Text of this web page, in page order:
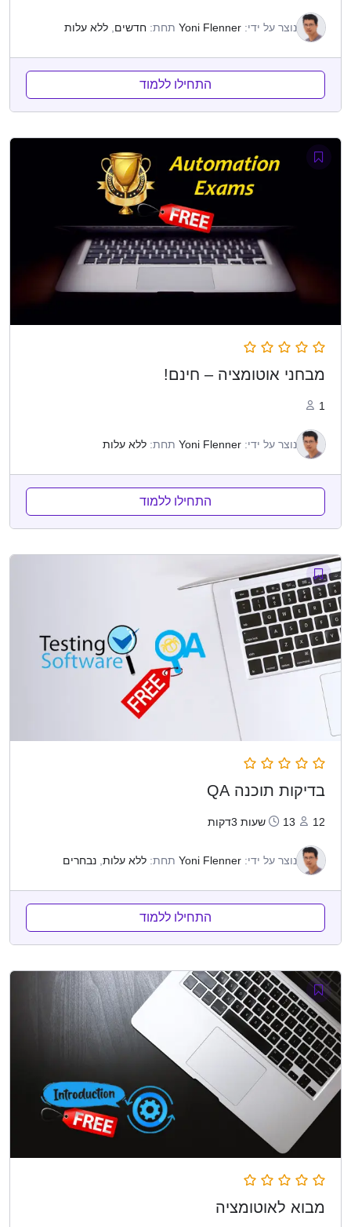
נוצר על ידי: Yoni Flenner תחת: חדשים, ללא עלות
התחילו ללמוד
מבחני אוטומציה – חינם!
1
נוצר על ידי: Yoni Flenner תחת: ללא עלות
התחילו ללמוד
בדיקות תוכנה QA
12 13שעות 3דקות
נוצר על ידי: Yoni Flenner תחת: ללא עלות נבחרים
התחילו ללמוד
מבוא לאוטומציה